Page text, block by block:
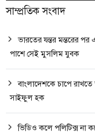
সাম্প্রতিক সংবাদ
ভারতের যন্তর মন্তরের পর
পাশে সেই মুসলিম যুবক
বাংলাদেশকে চাপে
সাইফুল হক
ভিডিও কলে পলিটিক্স